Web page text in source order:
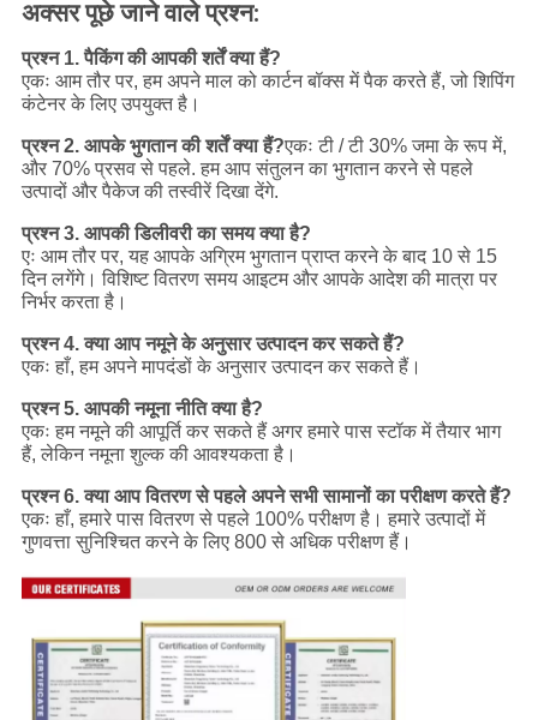
अक्सर पूछे जाने वाले प्रश्न:
प्रश्न 1. पैकिंग की आपकी शर्तें क्या हैं?
एकः आम तौर पर, हम अपने माल को कार्टन बॉक्स में पैक करते हैं, जो शिपिंग
कंटेनर के लिए उपयुक्त है।
प्रश्न 2. आपके भुगतान की शर्तें क्या हैं?एकः टी / टी 30% जमा के रूप में,
और 70% प्रसव से पहले. हम आप संतुलन का भुगतान करने से पहले
उत्पादों और पैकेज की तस्वीरें दिखा देंगे.
प्रश्न 3. आपकी डिलीवरी का समय क्या है?
एः आम तौर पर, यह आपके अग्रिम भुगतान प्राप्त करने के बाद 10 से 15
दिन लगेंगे। विशिष्ट वितरण समय आइटम और आपके आदेश की मात्रा पर
निर्भर करता है।
प्रश्न 4. क्या आप नमूने के अनुसार उत्पादन कर सकते हैं?
एकः हाँ, हम अपने मापदंडों के अनुसार उत्पादन कर सकते हैं।
प्रश्न 5. आपकी नमूना नीति क्या है?
एकः हम नमूने की आपूर्ति कर सकते हैं अगर हमारे पास स्टॉक में तैयार भाग
हैं, लेकिन नमूना शुल्क की आवश्यकता है।
प्रश्न 6. क्या आप वितरण से पहले अपने सभी सामानों का परीक्षण करते हैं?
एकः हाँ, हमारे पास वितरण से पहले 100% परीक्षण है। हमारे उत्पादों में
गुणवत्ता सुनिश्चित करने के लिए 800 से अधिक परीक्षण हैं।